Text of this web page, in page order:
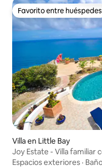
Favorito entre huéspedes
Favorito entre huéspedes
Villa en Little Bay
Joy Estate - Villa familiar
Espacios exteriores ·